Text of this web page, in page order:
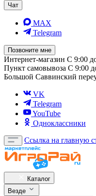
Чат
MAX
Telegram
Позвоните мне
Интернет-магазин С 9:00
Пункт самовывоза С 9:00
Большой Саввинский
VK
Telegram
YouTube
Одноклассники
Ссылка на главную
Каталог
Везде